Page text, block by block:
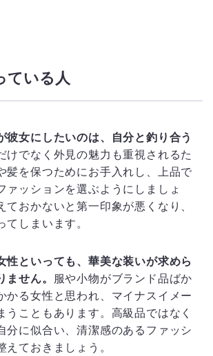
ている人
彼女にしたいのは、自分と釣り合う
けでなく外見の魅力も重視されるた
髪を保つためにお手入れし、上品で
ァッションを選ぶようにしましょ
ておかないと第一印象が悪くなり、
てしまいます。
性といっても、華美な装いが求めら
ません。
服や小物がブランド品ばか
かる女性と思われ、マイナスイメー
うこともあります。高級品ではなく
分に似合い、清潔感のあるファッシ
えておきましょう。